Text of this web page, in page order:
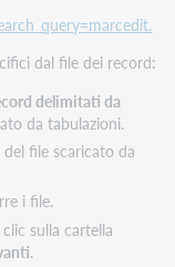
dal file dei record:
delimitati da
da tabulazioni.
file scaricato da
i file.
sulla cartella
.